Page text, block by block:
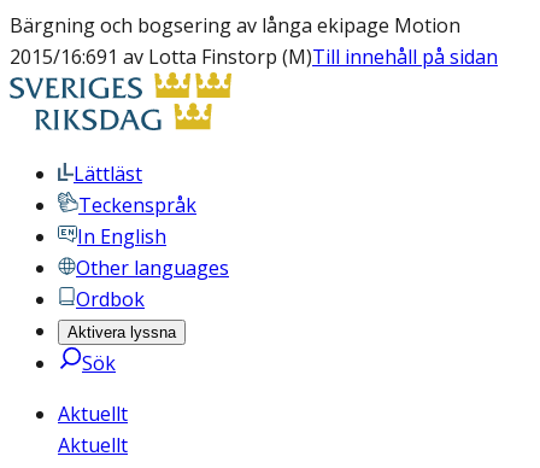
Bärgning och bogsering av långa ekipage Motion
2015/16:691 av Lotta Finstorp (M)Till innehåll på sidan
Lättläst
Teckenspråk
In English
Other languages
Ordbok
Aktivera lyssna
Sök
Aktuellt
Aktuellt